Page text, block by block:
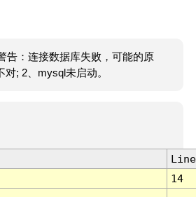
告：连接数据库失败，可能的原
; 2、mysql未启动。
Line
14